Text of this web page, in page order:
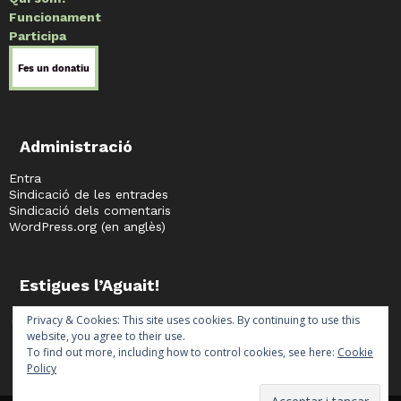
Funcionament
Participa
Administració
Entra
Sindicació de les entrades
Sindicació dels comentaris
WordPress.org (en anglès)
Estigues l’Aguait!
facebooktwitter instagramtelegram
Privacy & Cookies: This site uses cookies. By continuing to use this
website, you agree to their use.
To find out more, including how to control cookies, see here: Cookie
Policy